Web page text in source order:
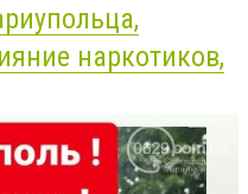
наркотиков,